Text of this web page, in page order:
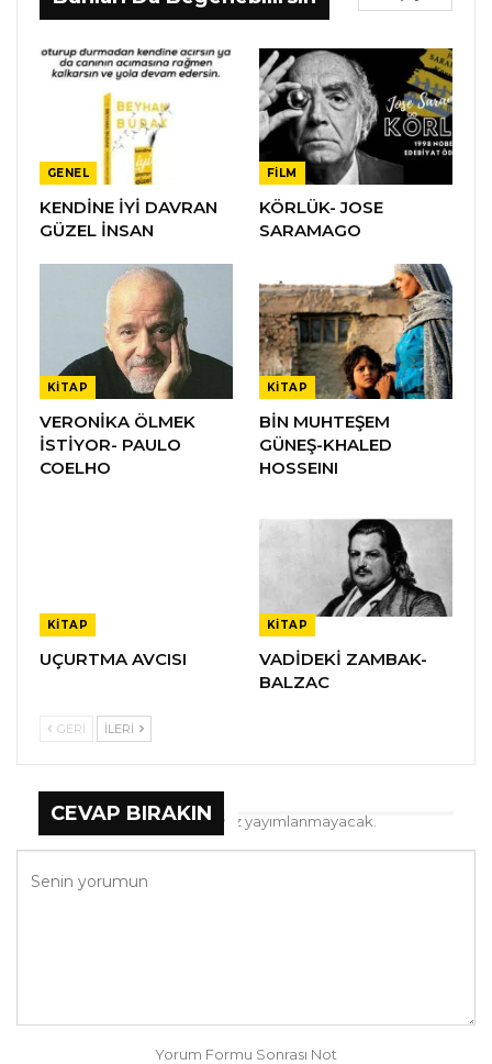
GENEL
KENDİNE İYİ DAVRAN
GÜZEL İNSAN
FILM
KÖRLÜK- JOSE
SARAMAGO
KITAP
VERONİKA ÖLMEK
İSTİYOR- PAULO
COELHO
KITAP
BİN MUHTEŞEM
GÜNEŞ-KHALED
HOSSEINI
KITAP
UÇURTMA AVCISI
KITAP
VADİDEKİ ZAMBAK-
BALZAC
GERI İLERI
CEVAP BIRAKIN
E-posta hesabınız yayımlanmayacak.
Yorum Formu Sonrası Not